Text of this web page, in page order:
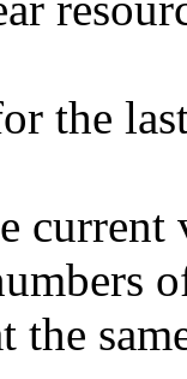
the
the